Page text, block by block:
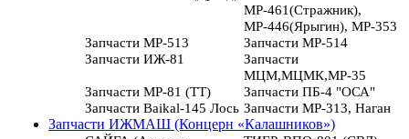
МР-461(Стражник),
МР-446(Ярыгин), МР-353
Запчасти МР-513
Запчасти МР-514
Запчасти ИЖ-81
Запчасти
МЦМ,МЦМК,МР-35
Запчасти МР-81 (ТТ)
Запчасти ПБ-4 "ОСА"
Запчасти Baikal-145 Лось Запчасти МР-313, Наган
Запчасти ИЖМАШ (Концерн «Калашников»)